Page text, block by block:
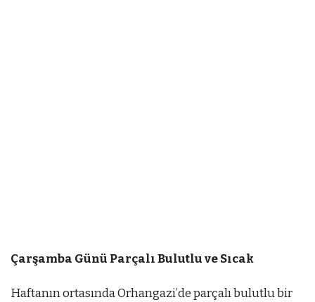
Çarşamba Günü Parçalı Bulutlu ve Sıcak
mostbet azmostbet az
Haftanın ortasında Orhangazi’de parçalı bulutlu bir